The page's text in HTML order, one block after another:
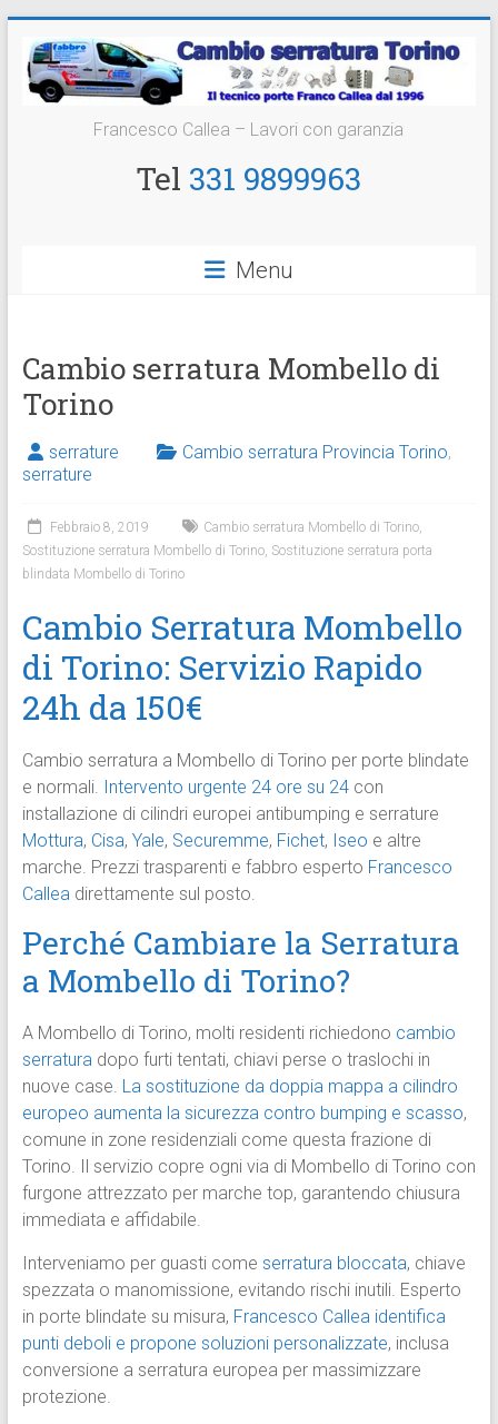
contenuto
Cambio
Serratura
Francesco Callea – Lavori con garanzia
Tel 331 9899963
Menu
Cambio serratura Mombello di
Torino
serrature Cambio serratura Provincia Torino,
serrature
Febbraio 8, 2019 Cambio serratura Mombello di Torino,
Sostituzione serratura Mombello di Torino, Sostituzione serratura porta
blindata Mombello di Torino
Cambio Serratura Mombello
di Torino: Servizio Rapido
24h da 150€
Cambio serratura a Mombello di Torino per porte blindate
e normali. Intervento urgente 24 ore su 24con
installazione di cilindri europei antibumping e serrature
Mottura, Cisa, Yale, Securemme, Fichet, Iseo e altre
marche. Prezzi trasparenti e fabbro esperto Francesco
Calleadirettamente sul posto.
Perché Cambiare la Serratura
a Mombello di Torino?
A Mombello di Torino, molti residenti richiedono cambio
serraturadopo furti tentati, chiavi perse o traslochi in
nuove case. La sostituzione da doppia mappa a cilindro
europeo aumenta la sicurezza contro bumping e scasso,
comune in zone residenziali come questa frazione di
Torino. Il servizio copre ogni via di Mombello di Torino con
furgone attrezzato per marche top, garantendo chiusura
immediata e affidabile.
Interveniamo per guasti come serratura bloccata, chiave
spezzata o manomissione, evitando rischi inutili. Esperto
in porte blindate su misura, Francesco Callea identifica
punti deboli e propone soluzioni personalizzate, inclusa
conversione a serratura europea per massimizzare
protezione.